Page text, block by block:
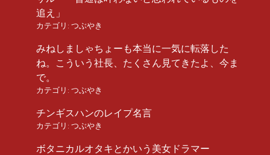
追え」
カテゴリ: つぶやき
みねしましゃちょーも本当に一気に転落した
ね。こういう社長、たくさん見てきたよ、今ま
で。
カテゴリ: つぶやき
チンギスハンのレイプ名言
カテゴリ: つぶやき
ボタニカルオタキとかいう美女ドラマー